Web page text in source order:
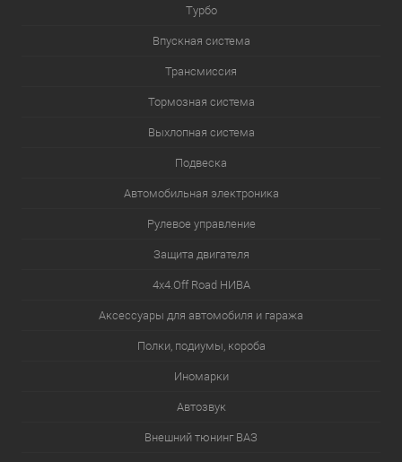
Турбо
Впускная система
Трансмиссия
Тормозная система
Выхлопная система
Подвеска
Автомобильная электроника
Рулевое управление
Защита двигателя
4х4.Off Road НИВА
Аксессуары для автомобиля и гаража
Полки, подиумы, короба
Иномарки
Автозвук
Внешний тюнинг ВАЗ